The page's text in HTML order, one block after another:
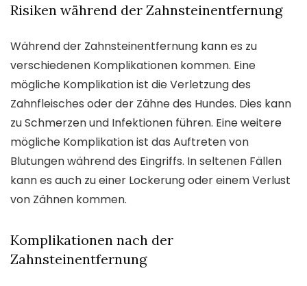
Risiken während der Zahnsteinentfernung
Während der Zahnsteinentfernung kann es zu
verschiedenen Komplikationen kommen. Eine
mögliche Komplikation ist die Verletzung des
Zahnfleisches oder der Zähne des Hundes. Dies kann
zu Schmerzen und Infektionen führen. Eine weitere
mögliche Komplikation ist das Auftreten von
Blutungen während des Eingriffs. In seltenen Fällen
kann es auch zu einer Lockerung oder einem Verlust
von Zähnen kommen.
Komplikationen nach der
Zahnsteinentfernung